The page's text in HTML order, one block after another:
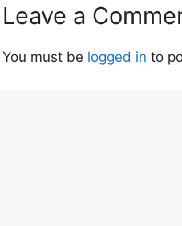
Leave a
You must be logged in to